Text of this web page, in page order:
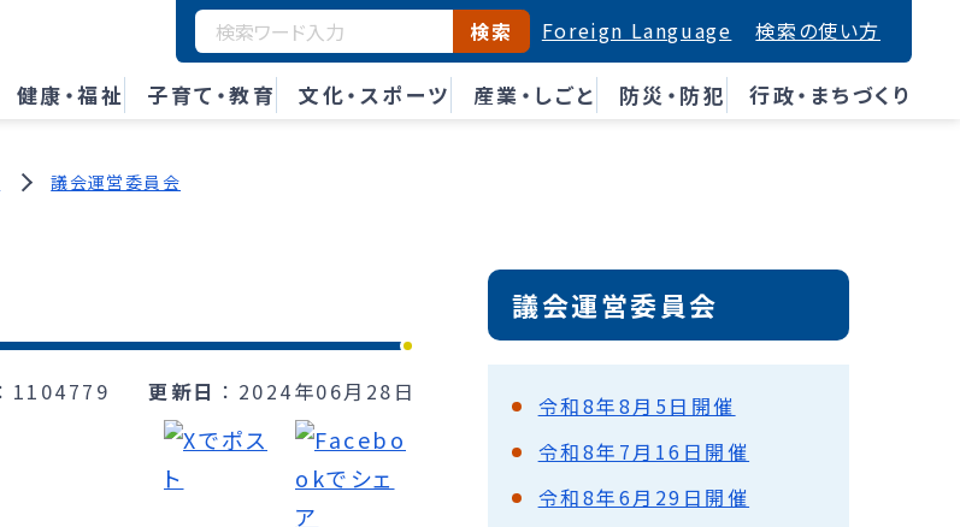
健康・福祉 子育て・教育 文化・スポーツ 産業・しごと 防災・防犯 行政・まちづくり
検索 Foreign Language 検索の使い方
議会運営委員会
1104779 更新日 2024年06月28日
議会運営委員会
令和8年8月5日開催
令和8年7月16日開催
令和8年6月29日開催